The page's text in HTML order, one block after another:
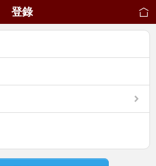
登錄